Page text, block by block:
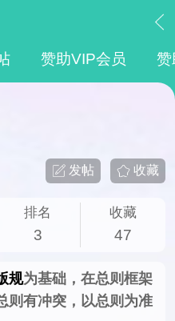
赞助VIP会员 赞
收藏
发帖
排名
3
收藏
47
规为基础，在总则框架
则有冲突，以总则为准